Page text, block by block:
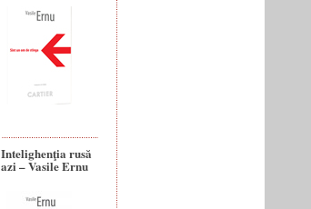
Intelighenţia rusă
azi – Vasile Ernu